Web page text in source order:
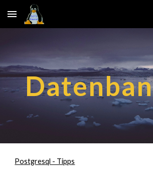
Skip to main content
Postgresql - Tipps